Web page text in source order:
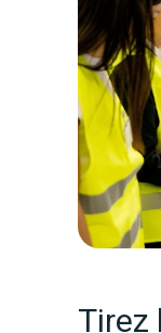
Tirez